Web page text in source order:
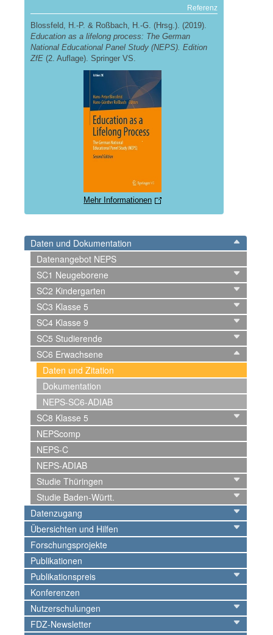
Daten und Dokumentation
Datenangebot NEPS
SC1 Neugeborene
SC2 Kindergarten
SC3 Klasse 5
SC4 Klasse 9
SC5 Studierende
SC6 Erwachsene
Daten und Zitation
Dokumentation
NEPS-SC6-ADIAB
SC8 Klasse 5
NEPScomp
NEPS-C
NEPS-ADIAB
Studie Thüringen
Studie Baden-Württ.
Datenzugang
Übersichten und Hilfen
Forschungsprojekte
Publikationen
Publikationspreis
Konferenzen
Nutzerschulungen
FDZ-Newsletter
Referenz
Blossfeld, H.-P. & Roßbach, H.-G. (Hrsg.). (2019).
Education as a lifelong process: The German
National Educational Panel Study (NEPS). Edition
ZfE (2. Auflage). Springer VS.
Mehr Informationen